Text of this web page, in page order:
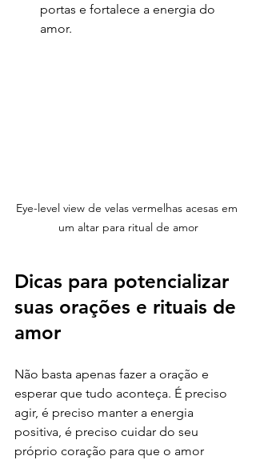
portas e fortalece a energia do
amor.
Eye-level view de velas vermelhas acesas em
um altar para ritual de amor
Dicas para potencializar
suas orações e rituais de
amor
Não basta apenas fazer a oração e
esperar que tudo aconteça. É preciso
agir, é preciso manter a energia
positiva, é preciso cuidar do seu
próprio coração para que o amor